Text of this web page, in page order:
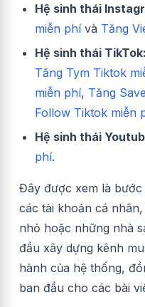
Hệ sinh thái
miễn phívà Tăng
Hệ sinh thái TikTok:
Tăng Tym Tiktok
miễn phí, Tăng
Follow Tiktok miễn
Hệ sinh thái
phí.
Đây được xem là
các tài khoản cá
nhỏ hoặc những nhà
đầu xây dựng kênh
hành của hệ thống,
ban đầu cho các bài